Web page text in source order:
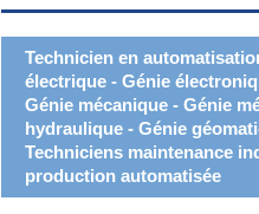
Technicien en
électrique - Génie
Génie mécanique - Génie
hydraulique - Génie
Techniciens maintenance
production automatisée